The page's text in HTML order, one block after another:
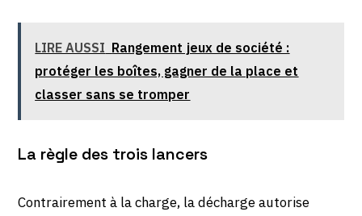
LIRE AUSSI Rangement jeux de société :
protéger les boîtes, gagner de la place et
classer sans se tromper
La règle des trois lancers
Contrairement à la charge, la décharge autorise